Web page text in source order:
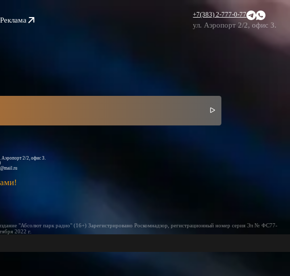
Реклама
+7(383) 2-777-0-77
ул. Аэропорт 2/2, офис 3.
Аэропорт 2/2, офис 3.
"Абсолют парк радио" (16+) Зарегистрировано Роскомнадзор, регистрационный номер серия Эл № ФС77-
2022 г.